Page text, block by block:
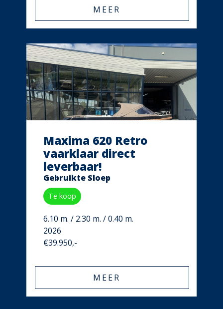
MEER
Maxima 620 Retro
vaarklaar direct
leverbaar!
Gebruikte Sloep
Te koop
6.10 m. / 2.30 m. / 0.40 m.
2026
€39.950,-
MEER